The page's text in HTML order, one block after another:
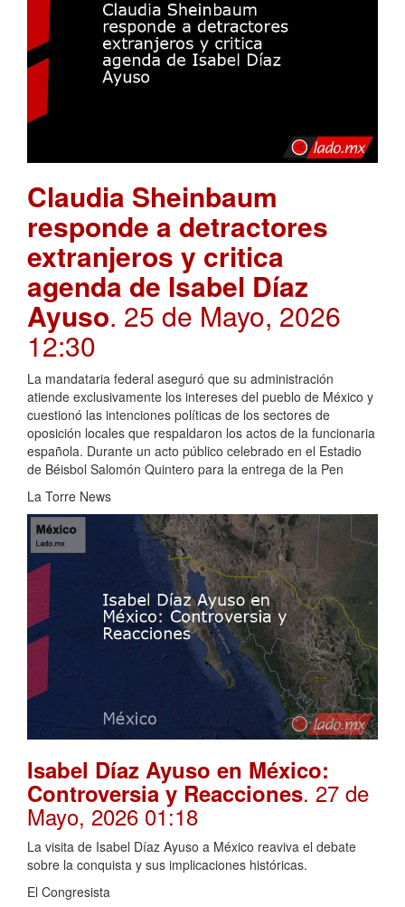
Claudia Sheinbaum
responde a detractores
extranjeros y critica
agenda de Isabel Díaz
Ayuso. 25 de Mayo, 2026
12:30
La mandataria federal aseguró que su administración
atiende exclusivamente los intereses del pueblo de México y
cuestionó las intenciones políticas de los sectores de
oposición locales que respaldaron los actos de la funcionaria
española. Durante un acto público celebrado en el Estadio
de Béisbol Salomón Quintero para la entrega de la Pen
La Torre News
Isabel Díaz Ayuso en México:
Controversia y Reacciones. 27 de
Mayo, 2026 01:18
La visita de Isabel Díaz Ayuso a México reaviva el debate
sobre la conquista y sus implicaciones históricas.
El Congresista